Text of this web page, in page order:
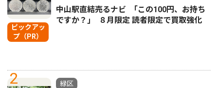
ピックアッ
プ（PR）
中山駅直結売るナビ ｢この100円、お持ち
ですか？｣ ８月限定 読者限定で買取強化
2
緑区